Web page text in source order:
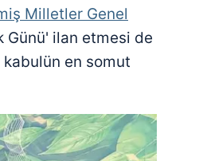
Milletler Genel
Günü' ilan etmesi de
en somut